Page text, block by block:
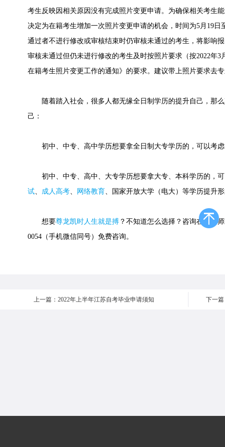
考生反映因相关原因没有完成照片变更申请。为确保相关考生
决定为在籍考生增加一次照片变更申请的机会，时间为5月19日
通过者不进行修改或审核结束时仍审核未通过的考生，将影响
审核未通过但仍未进行修改的考生及时按照片要求（按2022年
在籍考生照片变更工作的通知》的要求。建议带上照片要求去
随着踏入社会，很多人都无缘全日制学历的提升自己，那么
己：
初中、中专、高中学历想要拿全日制大专学历的，可以考虑
初中、中专、高中、大专学历想要拿大专、本科学历的，可
试、 成人高考、 网络教育、国家开放大学（电大）等学历提升
想要尊龙凯时人生就是搏 ？不知道怎么选择？咨询在线老
0054（手机微信同号）免费咨询。
上一篇：2022年上半年江苏自考毕业申请须知 下一